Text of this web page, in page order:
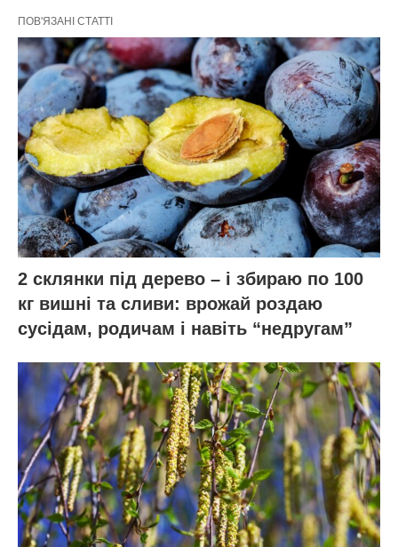
ПОВ'ЯЗАНІ СТАТТІ
2 склянки під дерево – і збираю по 100
кг вишні та сливи: врожай роздаю
сусідам, родичам і навіть “недругам”